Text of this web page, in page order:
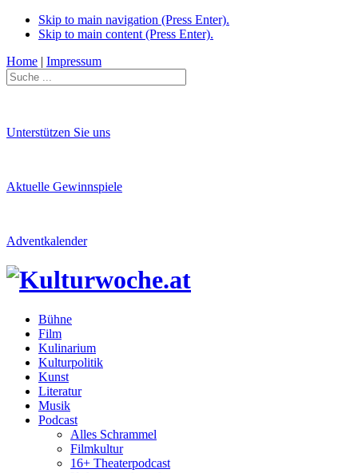
Skip to main navigation (Press Enter).
Skip to main content (Press Enter).
Home | Impressum
Unterstützen Sie uns
Aktuelle Gewinnspiele
Adventkalender
Bühne
Film
Kulinarium
Kulturpolitik
Kunst
Literatur
Musik
Podcast
Alles Schrammel
Filmkultur
16+ Theaterpodcast